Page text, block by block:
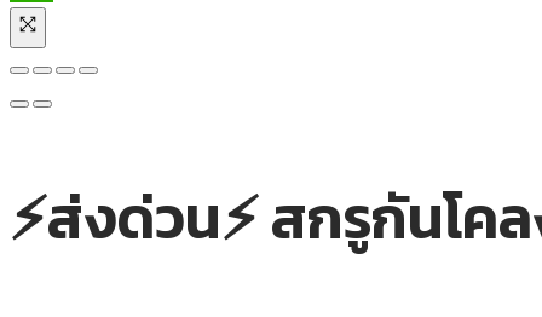
⚡ส่งด่วน⚡ สกรูกันโค